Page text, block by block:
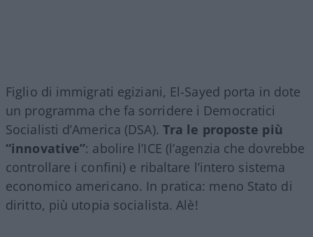
Figlio di immigrati egiziani, El-Sayed porta in dote
un programma che fa sorridere i Democratici
Socialisti d’America (DSA). Tra le proposte più
“innovative”: abolire l’ICE (l’agenzia che dovrebbe
controllare i confini) e ribaltare l’intero sistema
economico americano. In pratica: meno Stato di
diritto, più utopia socialista. Alè!